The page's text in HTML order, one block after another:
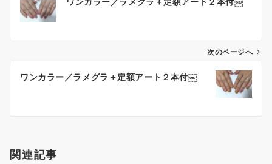
次のページへ
ワンカラー／ラメグラ＋定額アート２本付￼
関連記事